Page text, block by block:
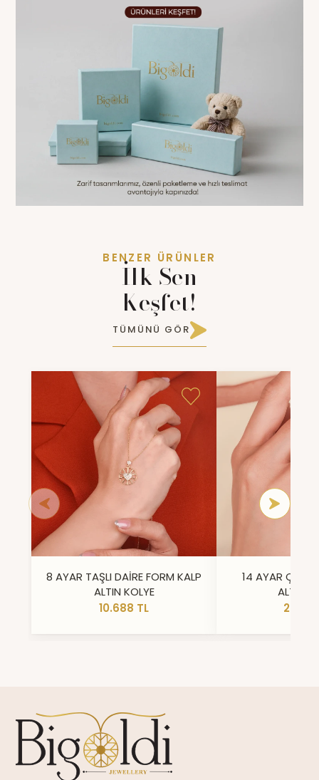
BENZER ÜRÜNLER
İlk Sen
Keşfet!
TÜMÜNÜ GÖR
8 AYAR TAŞLI DAİRE FORM KALP
ALTIN KOLYE
10.688 TL
14 AYAR ÇİFT
ALTIN